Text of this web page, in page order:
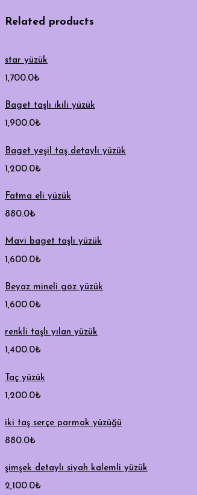
Related products
star yüzük
1,700.0₺
Baget taşlı ikili yüzük
1,900.0₺
Baget yeşil taş detaylı yüzük
1,200.0₺
Fatma eli yüzük
880.0₺
Mavi baget taşlı yüzük
1,600.0₺
Beyaz mineli göz yüzük
1,600.0₺
renkli taşlı yılan yüzük
1,400.0₺
Taç yüzük
1,200.0₺
iki taş serçe parmak yüzüğü
880.0₺
şimşek detaylı siyah kalemli yüzük
2,100.0₺